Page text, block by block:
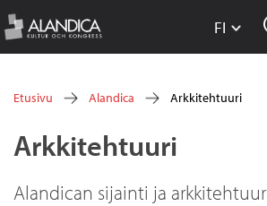
pääsisältöön
w
w
a
FI
Olet
täällä
Etusivu Alandica Arkkitehtuuri
Arkkitehtuuri
Alandican sijainti ja